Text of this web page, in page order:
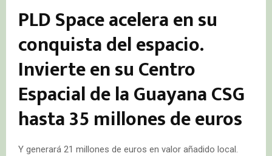
PLD Space acelera en su
conquista del espacio.
Invierte en su Centro
Espacial de la Guayana CSG
hasta 35 millones de euros
Y generará 21 millones de euros en valor añadido local.